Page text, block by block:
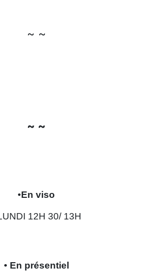
~ ~
~ ~
•En viso
12H 30/ 13H
• En présentiel